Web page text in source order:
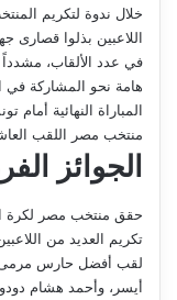
خلال ندوة لتكريم
اللاعبين بذلوا قصارى
في عدد الألقاب،
هامة نحو المشاركة في
منتخب مصر اللقب
الجوائز
حقق منتخب مصر لكرة
تكريم العديد من
لقب أفضل حارس
أيسر، وأحمد هشام